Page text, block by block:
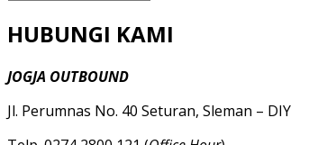
HUBUNGI KAMI
JOGJA OUTBOUND
Jl. Perumnas No. 40 Seturan, Sleman – DIY